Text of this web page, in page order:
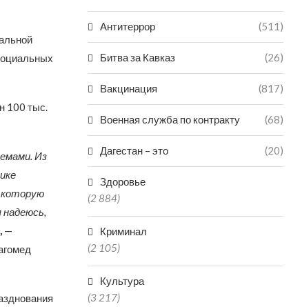
100 тыс.
Из
которую
надеюсь,
,—
Антитеррор (511)
Битва за Кавказ (26)
Вакцинация (817)
Военная служба по контракту (68)
Дагестан – это (20)
Здоровье
(2 884)
Криминал
(2 105)
Культура
(3 217)